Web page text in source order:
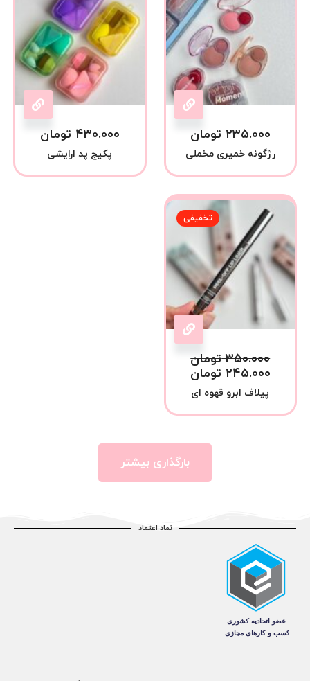
۲۳۵.۰۰۰ تومان
رژگونه خمیری مخملی
۴۳۰.۰۰۰ تومان
پکیج پد ارایشی
تخفیفی
۳۵۰.۰۰۰ تومان
۲۴۵.۰۰۰ تومان
پیلاف ابرو قهوه ای
بارگذاری بیشتر
نماد اعتماد